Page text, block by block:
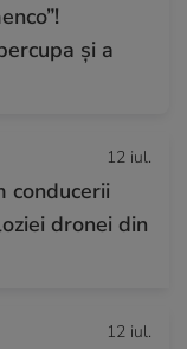
și a
12 iul.
conducerii
dronei din
12 iul.